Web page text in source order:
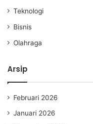
Teknologi
Bisnis
Olahraga
Arsip
Februari 2026
Januari 2026